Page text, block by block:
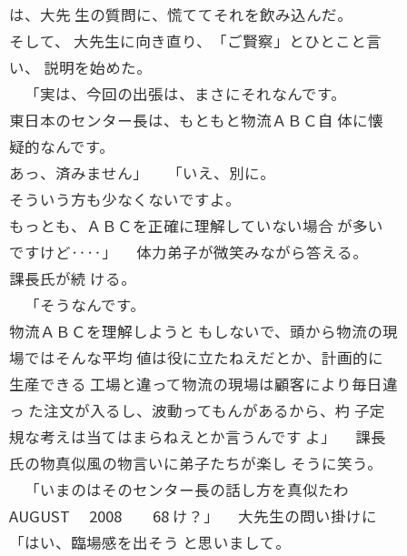
は、大先 生の質問に、慌ててそれを飲み込んだ。
そして、 大先生に向き直り、「ご賢察」とひとこと言
い、 説明を始めた。
「実は、今回の出張は、まさにそれなんです。
東日本のセンター長は、もともと物流ＡＢＣ自 体に懐
疑的なんです。
あっ、済みません」 「いえ、別に。
そういう方も少なくないですよ。
もっとも、ＡＢＣを正確に理解していない場合 が多い
ですけど‥‥」 体力弟子が微笑みながら答える。
課長氏が続 ける。
「そうなんです。
物流ＡＢＣを理解しようと もしないで、頭から物流の現
場ではそんな平均 値は役に立たねえだとか、計画的に
生産できる 工場と違って物流の現場は顧客により毎日違
っ た注文が入るし、波動ってもんがあるから、杓 子定
規な考えは当てはまらねえとか言うんです よ」 課長
氏の物真似風の物言いに弟子たちが楽し そうに笑う。
「いまのはそのセンター長の話し方を真似たわ
AUGUST 2008 68 け？」 大先生の問い掛けに
「はい、臨場感を出そう と思いまして。